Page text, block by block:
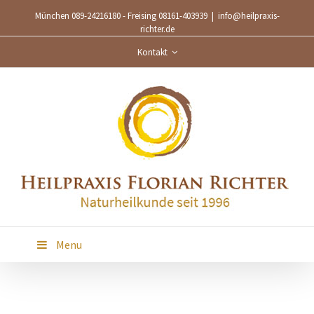
München 089-24216180 - Freising 08161-403939 | info@heilpraxis-
richter.de
Kontakt
Menu